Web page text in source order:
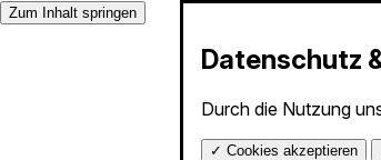
Zum Inhalt springen
Datenschutz
Durch die Nutzung
✓ Cookies akzeptieren